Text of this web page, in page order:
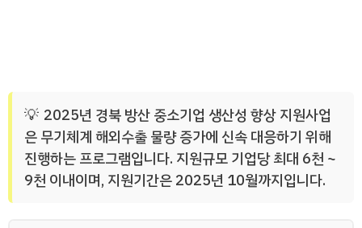
2025년 경북 방산 중소기업 생산성 향상 지원사업
은 무기체계 해외수출 물량 증가에 신속 대응하기 위해
진행하는 프로그램입니다. 지원규모 기업당 최대 6천 ~
9천 이내이며, 지원기간은 2025년 10월까지입니다.